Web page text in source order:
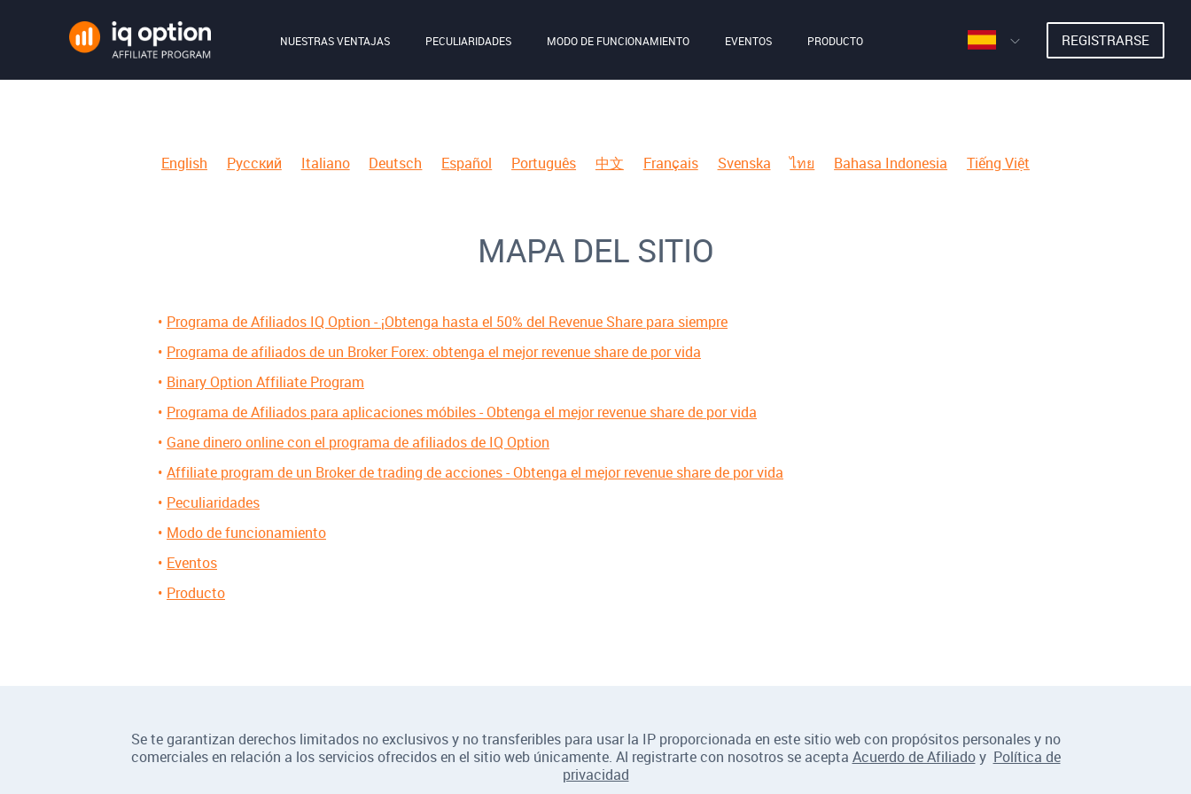
NUESTRAS VENTAJAS PECULIARIDADES MODO DE FUNCIONAMIENTO EVENTOS PRODUCTO REGISTRARSE
English Русский Italiano Deutsch Español Português 中文 Français Svenska ไทย Bahasa Indonesia Tiếng Việt
MAPA DEL SITIO
Programa de Afiliados IQ Option - ¡Obtenga hasta el 50% del Revenue Share para siempre
Programa de afiliados de un Broker Forex: obtenga el mejor revenue share de por vida
Binary Option Affiliate Program
Programa de Afiliados para aplicaciones móbiles - Obtenga el mejor revenue share de por vida
Gane dinero online con el programa de afiliados de IQ Option
Affiliate program de un Broker de trading de acciones - Obtenga el mejor revenue share de por vida
Peculiaridades
Modo de funcionamiento
Eventos
Producto
Se te garantizan derechos limitados no exclusivos y no transferibles para usar la IP proporcionada en este sitio web con propósitos personales y no
comerciales en relación a los servicios ofrecidos en el sitio web únicamente. Al registrarte con nosotros se acepta Acuerdo de Afiliado y Política de
privacidad